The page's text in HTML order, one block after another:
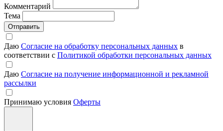
Комментарий
Тема
Отправить
Даю Согласие на обработку персональных данных в
соответствии с Политикой обработки персональных данных
Даю Согласие на получение информационной и рекламной
рассылки
Принимаю условия Оферты